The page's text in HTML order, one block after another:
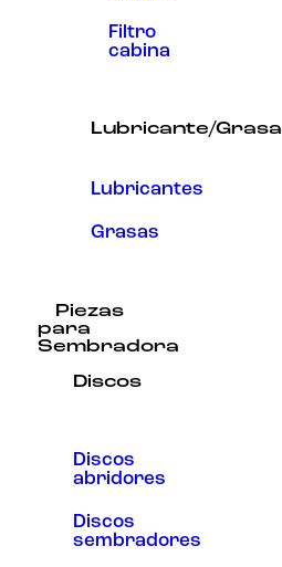
Filtro
cabina
Lubricante/Grasa
Lubricantes
Grasas
Piezas
para
Sembradora
Discos
Discos
abridores
Discos
sembradores